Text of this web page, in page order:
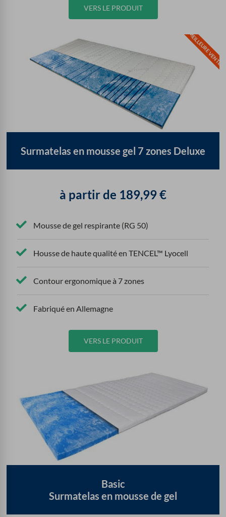
VERS LE PRODUIT
MEILLEURE VENTE
Surmatelas en mousse gel 7 zones Deluxe
à partir de 189,99€
Mousse de gel respirante (RG 50)
Housse de haute qualité en TENCEL™ Lyocell
Contour ergonomique à 7 zones
Fabriqué en Allemagne
VERS LE PRODUIT
Basic
Surmatelas en mousse de gel